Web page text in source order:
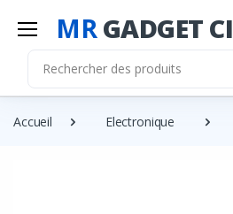
MRGADGET CI
Accueil Electronique